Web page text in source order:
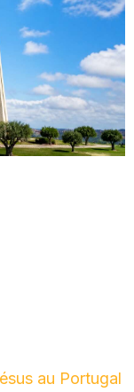
au Portugal